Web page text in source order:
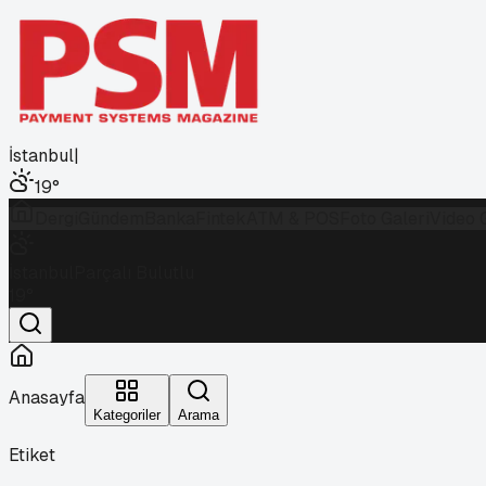
İstanbul|
19°
Anasayfa
Kategoriler Arama
Etiket